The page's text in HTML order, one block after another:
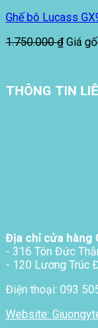
Ghế bô Lucass
1.750.000₫ Giá
THÔNG TIN
Địa chỉ cửa hàng
- 316 Tôn Đức
- 120 Lương Trúc
Điện thoại: 093
Website: